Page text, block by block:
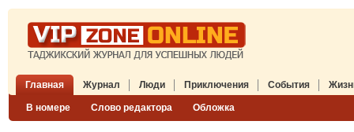
Главная Журнал
В номере Слово редактора Обложка
Люди Приключения События